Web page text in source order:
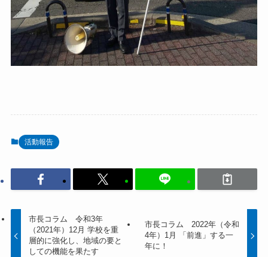
活動報告
市長コラム 令和3年
（2021年）12月 学校を重
層的に強化し、地域の要と
しての機能を果たす
市長コラム 2022年（令和
4年）1月 「前進」する一
年に！